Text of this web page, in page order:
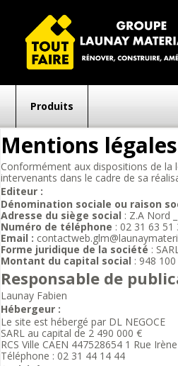
au
contenu
principal
Produits
Mentions légales
Conformément aux dispositions de la
intervenants dans le cadre de sa
Editeur :
Dénomination sociale ou raison
Adresse du siège social : Z.A Nord
Numéro de téléphone : 02 31 63 51
Email :
Forme juridique de la société :
Montant du capital social : 948
Responsable de
Launay Fabien
Hébergeur :
Le site est hébergé par DL NEGOCE
SARL au capital de 2 490 000 €
RCS Ville CAEN 447528654 1 Rue
Téléphone : 02 31 44 14 44